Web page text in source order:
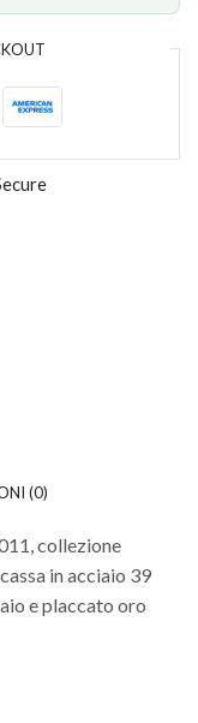
(0)
collezione
in acciaio 39
e placcato oro